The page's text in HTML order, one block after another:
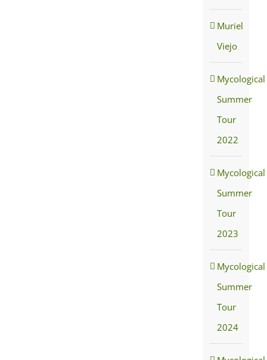
Muriel
Viejo
Mycological
Summer
Tour
2022
Mycological
Summer
Tour
2023
Mycological
Summer
Tour
2024